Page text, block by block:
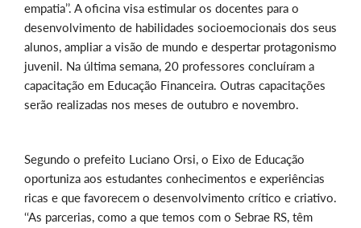
empatia’’. A oficina visa estimular os docentes para o
desenvolvimento de habilidades socioemocionais dos seus
alunos, ampliar a visão de mundo e despertar protagonismo
juvenil. Na última semana, 20 professores concluíram a
capacitação em Educação Financeira. Outras capacitações
serão realizadas nos meses de outubro e novembro.
Segundo o prefeito Luciano Orsi, o Eixo de Educação
oportuniza aos estudantes conhecimentos e experiências
ricas e que favorecem o desenvolvimento crítico e criativo.
‘‘As parcerias, como a que temos com o Sebrae RS, têm